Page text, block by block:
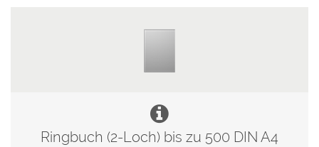
Ringbuch (2-Loch) bis zu 500 DIN A4